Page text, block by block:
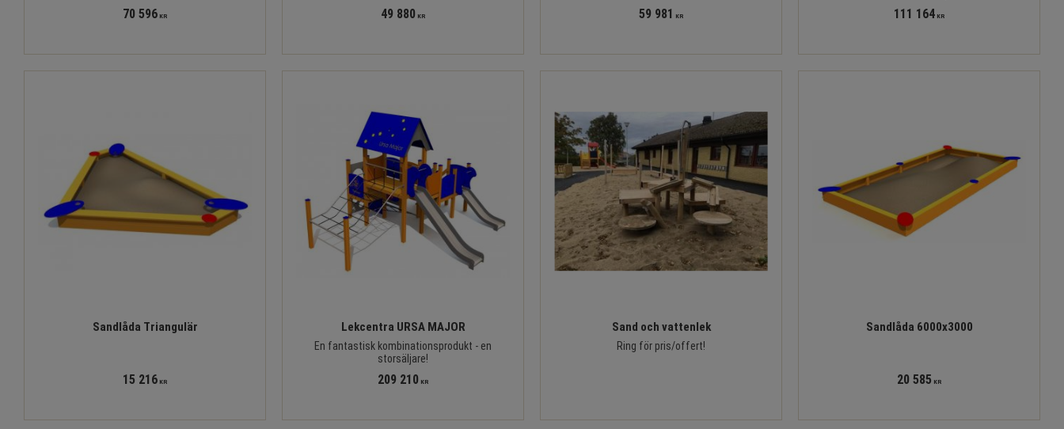
70 596 KR 49 880 KR 59 981 KR 111 164 KR
Sandlåda Triangulär
15 216 KR
Lekcentra URSA MAJOR
En fantastisk kombinationsprodukt - en
storsäljare!
209 210 KR
Sand och vattenlek
Ring för pris/offert!
Sandlåda 6000x3000
20 585 KR